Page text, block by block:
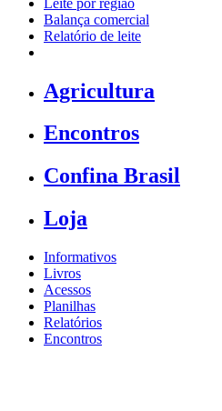
Balança comercial
Relatório de leite
Agricultura
Encontros
Confina Brasil
Loja
Informativos
Livros
Acessos
Planilhas
Relatórios
Encontros